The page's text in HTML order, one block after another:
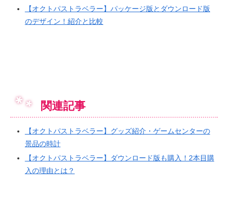
【オクトパストラベラー】パッケージ版とダウンロード版
のデザイン！紹介と比較
関連記事
【オクトパストラベラー】グッズ紹介・ゲームセンターの
景品の時計
【オクトパストラベラー】ダウンロード版も購入！2本目購
入の理由とは？